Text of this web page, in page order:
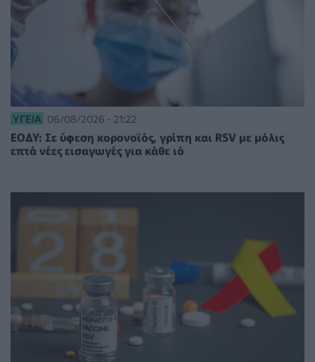
ΥΓΕΊΑ 06/08/2026 - 21:22
ΕΟΔΥ: Σε ύφεση κορονοϊός, γρίπη και RSV με μόλις
επτά νέες εισαγωγές για κάθε ιό